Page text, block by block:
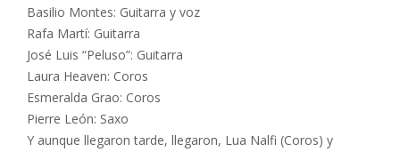
Basilio Montes: Guitarra y voz
Rafa Martí: Guitarra
José Luis “Peluso”: Guitarra
Laura Heaven: Coros
Esmeralda Grao: Coros
Pierre León: Saxo
Y aunque llegaron tarde, llegaron, Lua Nalfi (Coros) y